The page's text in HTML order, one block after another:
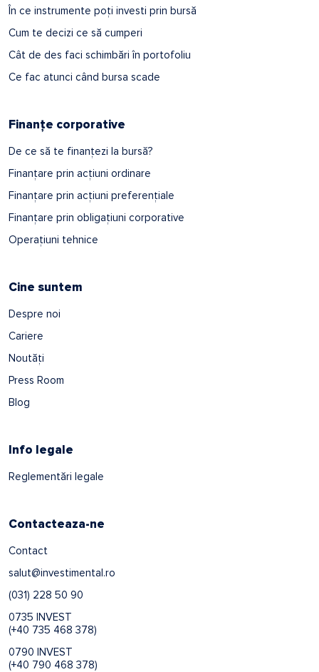
În ce instrumente poți investi prin bursă
Cum te decizi ce să cumperi
Cât de des faci schimbări în portofoliu
Ce fac atunci când bursa scade
Finanțe corporative
De ce să te finanțezi la bursă?
Finanțare prin acțiuni ordinare
Finanțare prin acțiuni preferențiale
Finanțare prin obligațiuni corporative
Operațiuni tehnice
Cine suntem
Despre noi
Cariere
Noutăți
Press Room
Blog
Info legale
Reglementări legale
Contacteaza-ne
Contact
salut@investimental.ro
(031) 228 50 90
0735 INVEST
(+40 735 468 378)
0790 INVEST
(+40 790 468 378)